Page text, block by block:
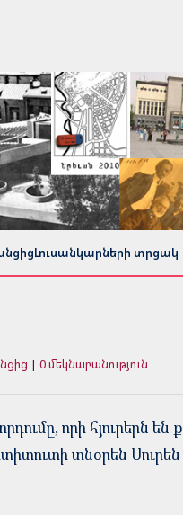
Լուսանկարների տրցակ
| 0 մեկնաբանություն
որի հյուրերն
տնօրեն Սուրեն